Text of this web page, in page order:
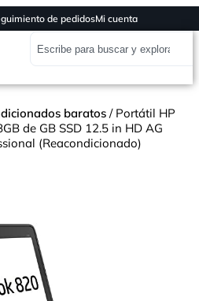
de pedidosMi cuenta
baratos / Portátil HP
de GB SSD 12.5 in HD AG
(Reacondicionado)